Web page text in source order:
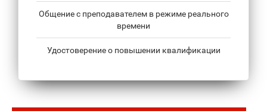
Общение с преподавателем в режиме реального
времени
Удостоверение о повышении квалификации